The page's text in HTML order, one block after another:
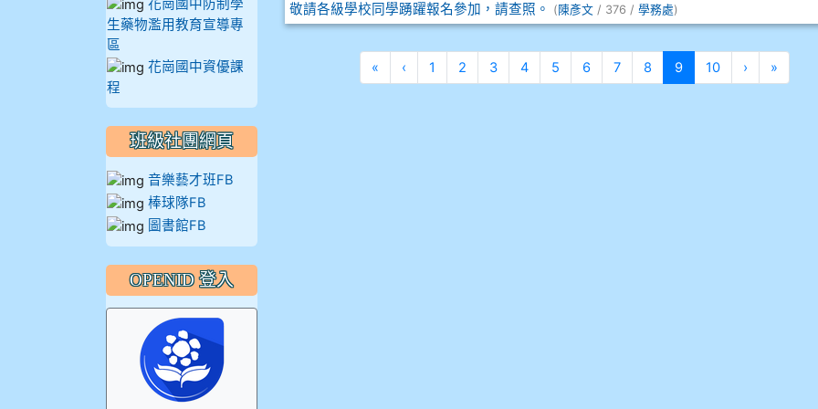
敬請各級學校同學踴躍報名參加，請查照。 (陳彥文/ 376 / 學務處)
« 第一頁
‹ 上一頁
1 2 3 4 5 6 7 8 9(目前頁次)
10 › 下一頁
»
花崗國中防制學
生藥物濫用教育宣導專
區
花崗國中資優課
程
班級社團網頁
音樂藝才班FB
棒球隊FB
圖書館FB
OPENID 登入